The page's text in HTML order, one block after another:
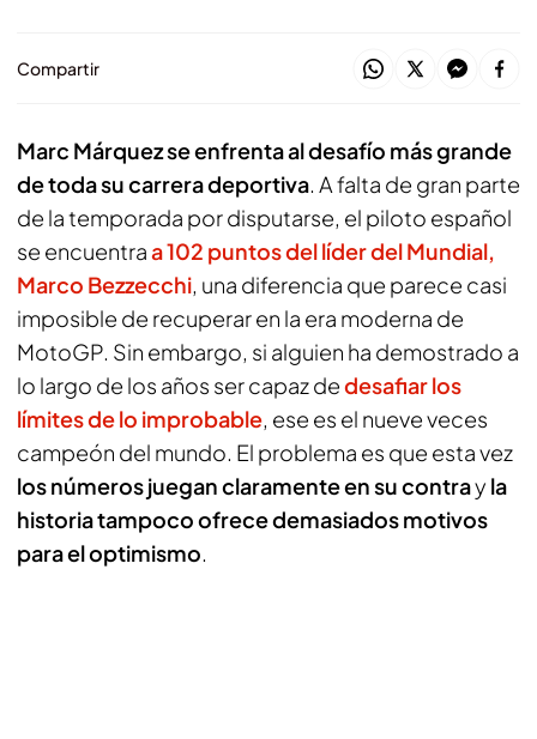
Compartir
Marc Márquez se enfrenta al desafío más grande
de toda su carrera deportiva. A falta de gran parte
de la temporada por disputarse, el piloto español
se encuentraa 102 puntos del líder del Mundial,
Marco Bezzecchi, una diferencia que parece casi
imposible de recuperar en la era moderna de
MotoGP. Sin embargo, si alguien ha demostrado a
lo largo de los años ser capaz dedesafiar los
límites de lo improbable, ese es el nueve veces
campeón del mundo. El problema es que esta vez
los números juegan claramente en su contray la
historia tampoco ofrece demasiados motivos
para el optimismo.